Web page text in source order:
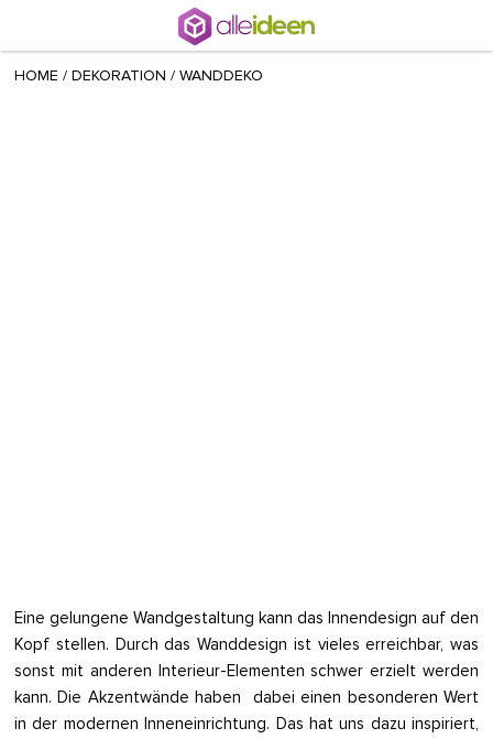
HOME / DEKORATION / WANDDEKO
Eine gelungene Wandgestaltung kann das Innendesign auf den
Kopf stellen. Durch das Wanddesign ist vieles erreichbar, was
sonst mit anderen Interieur-Elementen schwer erzielt werden
kann. Die Akzentwände haben dabei einen besonderen Wert
in der modernen Inneneinrichtung. Das hat uns dazu inspiriert,